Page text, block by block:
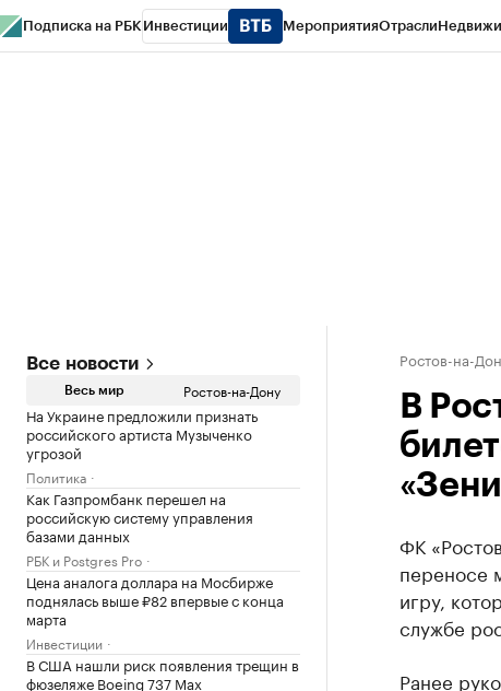
Подписка на РБК Инвестиции МероприятияОтрасли
Все новости
Весь мир Ростов-на-Дону
На Украине предложили признать
российского артиста Музыченко
угрозой
Политика
Как Газпромбанк перешел на
российскую систему управления
базами данных
РБК и Postgres Pro
Цена аналога доллара на Мосбирже
поднялась выше ₽82 впервые с конца
марта
Инвестиции
В США нашли риск появления трещин в
фюзеляже Boeing 737 Max
Ростов-на-
В
ФК
переносе
игру,
службе
Ранее